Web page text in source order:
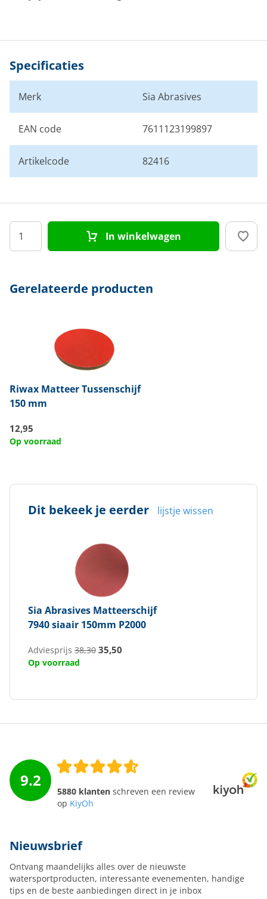
Specificaties
Merk Sia Abrasives
EAN code 7611123199897
Artikelcode 82416
In winkelwagen
Gerelateerde producten
Riwax Matteer Tussenschijf
150 mm
12,95
Op voorraad
Dit bekeek je eerder lijstje wissen
Sia Abrasives Matteerschijf
7940 siaair 150mm P2000
Adviesprijs 38,30 35,50
Op voorraad
9.2
5880 klanten schreven een review
op KiyOh
Nieuwsbrief
Ontvang maandelijks alles over de nieuwste
watersportproducten, interessante evenementen, handige
tips en de beste aanbiedingen direct in je inbox